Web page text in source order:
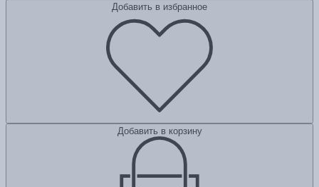
Добавить в избранное
Добавить в корзину